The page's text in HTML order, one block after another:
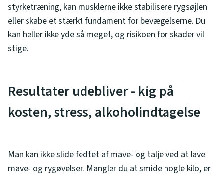
styrketræning, kan musklerne ikke stabilisere rygsøjlen
eller skabe et stærkt fundament for bevægelserne. Du
kan heller ikke yde så meget, og risikoen for skader vil
stige.
Resultater udebliver - kig på
kosten, stress, alkoholindtagelse
Man kan ikke slide fedtet af mave- og talje ved at lave
mave- og rygøvelser. Mangler du at smide nogle kilo, er